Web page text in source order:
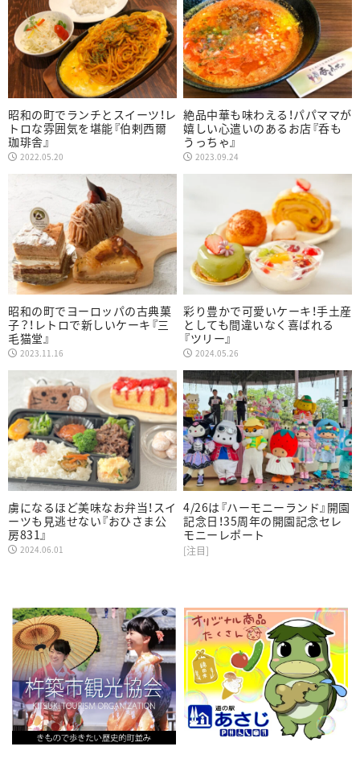
昭和の町でランチとスイーツ！レ
トロな雰囲気を堪能『伯剌西爾
珈琲舎』
2022.05.20
絶品中華も味わえる！パパママが
嬉しい心遣いのあるお店『呑も
うっちゃ』
2023.09.24
昭和の町でヨーロッパの古典菓
子？！レトロで新しいケーキ『三
毛猫堂』
2023.11.16
彩り豊かで可愛いケーキ！手土産
としても間違いなく喜ばれる
『ツリー』
2024.05.26
虜になるほど美味なお弁当！スイ
ーツも見逃せない『おひさま公
房831』
2024.06.01
4/26は『ハーモニーランド』開園
記念日！35周年の開園記念セレ
モニーレポート
[注目]